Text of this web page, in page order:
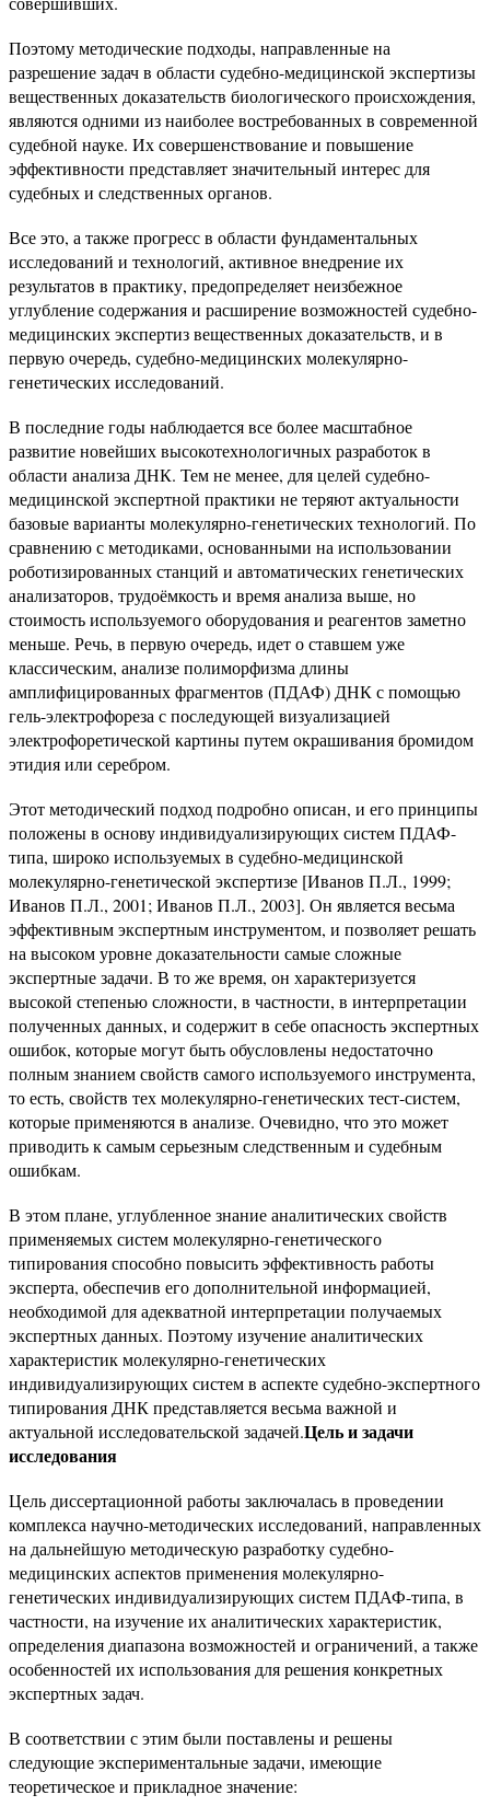
Поэтому методические подходы, направленные на
разрешение задач в области судебно-медицинской экспертизы
вещественных доказательств биологического происхождения,
являются одними из наиболее востребованных в современной
судебной науке. Их совершенствование и повышение
эффективности представляет значительный интерес для
судебных и следственных органов.
Все это, а также прогресс в области фундаментальных
исследований и технологий, активное внедрение их
результатов в практику, предопределяет неизбежное
углубление содержания и расширение возможностей судебно-
медицинских экспертиз вещественных доказательств, и в
первую очередь, судебно-медицинских молекулярно-
генетических исследований.
В последние годы наблюдается все более масштабное
развитие новейших высокотехнологичных разработок в
области анализа ДНК. Тем не менее, для целей судебно-
медицинской экспертной практики не теряют актуальности
базовые варианты молекулярно-генетических технологий. По
сравнению с методиками, основанными на использовании
роботизированных станций и автоматических генетических
анализаторов, трудоёмкость и время анализа выше, но
стоимость используемого оборудования и реагентов заметно
меньше. Речь, в первую очередь, идет о ставшем уже
классическим, анализе полиморфизма длины
амплифицированных фрагментов (ПДАФ) ДНК с помощью
гель-электрофореза с последующей визуализацией
электрофоретической картины путем окрашивания бромидом
этидия или серебром.
Этот методический подход подробно описан, и его принципы
положены в основу индивидуализирующих систем ПДАФ-
типа, широко используемых в судебно-медицинской
молекулярно-генетической экспертизе [Иванов П.Л., 1999;
Иванов П.Л., 2001; Иванов П.Л., 2003]. Он является весьма
эффективным экспертным инструментом, и позволяет решать
на высоком уровне доказательности самые сложные
экспертные задачи. В то же время, он характеризуется
высокой степенью сложности, в частности, в интерпретации
полученных данных, и содержит в себе опасность экспертных
ошибок, которые могут быть обусловлены недостаточно
полным знанием свойств самого используемого инструмента,
то есть, свойств тех молекулярно-генетических тест-систем,
которые применяются в анализе. Очевидно, что это может
приводить к самым серьезным следственным и судебным
ошибкам.
В этом плане, углубленное знание аналитических свойств
применяемых систем молекулярно-генетического
типирования способно повысить эффективность работы
эксперта, обеспечив его дополнительной информацией,
необходимой для адекватной интерпретации получаемых
экспертных данных. Поэтому изучение аналитических
характеристик молекулярно-генетических
индивидуализирующих систем в аспекте судебно-экспертного
типирования ДНК представляется весьма важной и
актуальной исследовательской задачей.Цель и задачи
исследования
Цель диссертационной работы заключалась в проведении
комплекса научно-методических исследований, направленных
на дальнейшую методическую разработку судебно-
медицинских ас­пектов применения молекулярно-
генетических индивидуализирующих систем ПДАФ-типа, в
частности, на изучение их аналитических характеристик,
определения диапазона возможностей и ограничений, а также
особенностей их использо­вания для решения конкретных
экспертных задач.
В соответствии с этим были поставлены и решены
следующие экспериментальные задачи, имеющие
теоретическое и прикладное значение: